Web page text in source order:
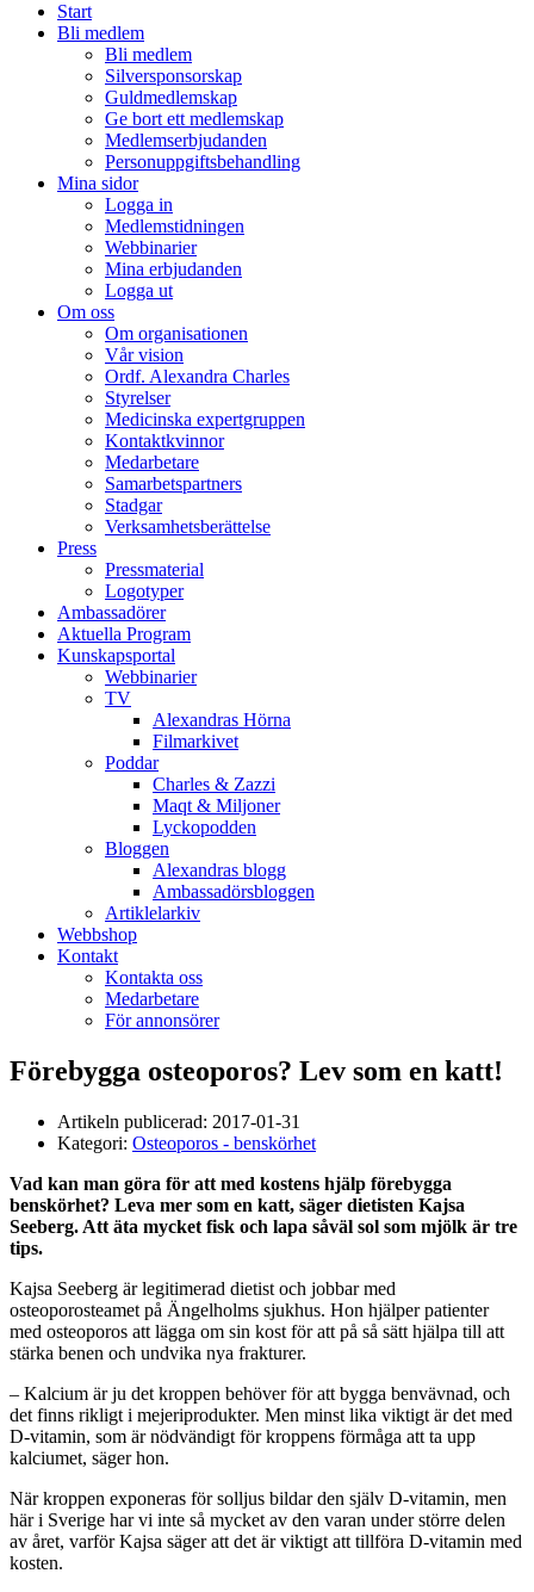
Start
Bli medlem
Bli medlem
Silversponsorskap
Guldmedlemskap
Ge bort ett medlemskap
Medlemserbjudanden
Personuppgiftsbehandling
Mina sidor
Logga in
Medlemstidningen
Webbinarier
Mina erbjudanden
Logga ut
Om oss
Om organisationen
Vår vision
Ordf. Alexandra Charles
Styrelser
Medicinska expertgruppen
Kontaktkvinnor
Medarbetare
Samarbetspartners
Stadgar
Verksamhetsberättelse
Press
Pressmaterial
Logotyper
Ambassadörer
Aktuella Program
Kunskapsportal
Webbinarier
TV
Alexandras Hörna
Filmarkivet
Poddar
Charles & Zazzi
Maqt & Miljoner
Lyckopodden
Bloggen
Alexandras blogg
Ambassadörsbloggen
Artiklelarkiv
Webbshop
Kontakt
Kontakta oss
Medarbetare
För annonsörer
Förebygga osteoporos? Lev som en katt!
Artikeln publicerad: 2017-01-31
Kategori: Osteoporos - benskörhet
Vad kan man göra för att med kostens hjälp förebygga
benskörhet? Leva mer som en katt, säger dietisten Kajsa
Seeberg. Att äta mycket fisk och lapa såväl sol som mjölk är tre
tips.
Kajsa Seeberg är legitimerad dietist och jobbar med
osteoporosteamet på Ängelholms sjukhus. Hon hjälper patienter
med osteoporos att lägga om sin kost för att på så sätt hjälpa till att
stärka benen och undvika nya frakturer.
– Kalcium är ju det kroppen behöver för att bygga benvävnad, och
det finns rikligt i mejeriprodukter. Men minst lika viktigt är det med
D-vitamin, som är nödvändigt för kroppens förmåga att ta upp
kalciumet, säger hon.
När kroppen exponeras för solljus bildar den själv D-vitamin, men
här i Sverige har vi inte så mycket av den varan under större delen
av året, varför Kajsa säger att det är viktigt att tillföra D-vitamin med
kosten.